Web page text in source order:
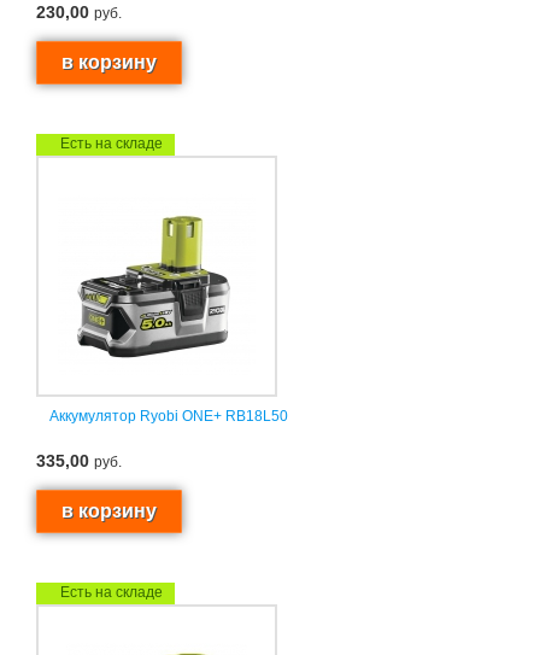
230,00 руб.
Есть на складе
Аккумулятор Ryobi ONE+ RB18L50
335,00 руб.
Есть на складе